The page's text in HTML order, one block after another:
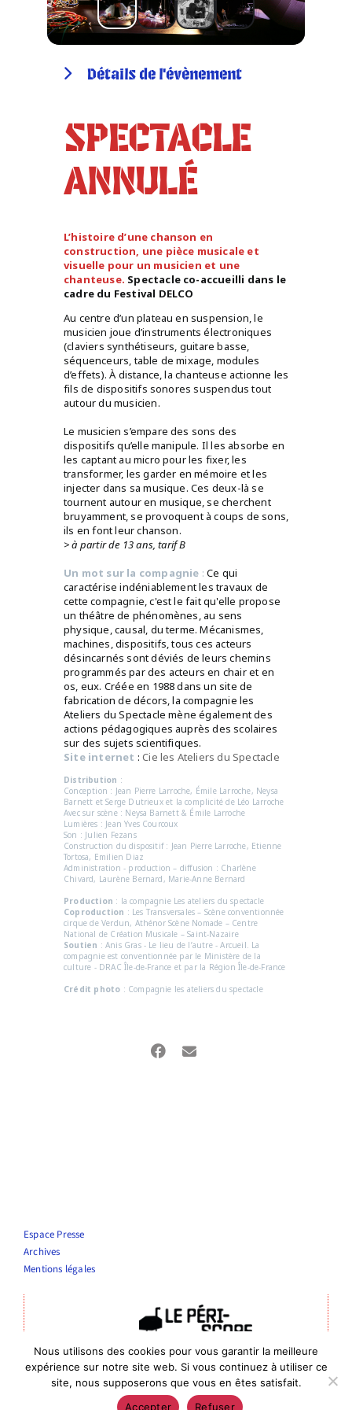
Détails de l'évènement
SPECTACLE
ANNULÉ
L’histoire d’une chanson en
construction, une pièce musicale et
visuelle pour un musicien et une
chanteuse. Spectacle co-accueilli dans le
cadre du Festival DELCO
Au centre d’un plateau en suspension, le
musicien joue d’instruments électroniques
(claviers synthétiseurs, guitare basse,
séquenceurs, table de mixage, modules
d’effets). À distance, la chanteuse actionne les
fils de dispositifs sonores suspendus tout
autour du musicien.
Le musicien s’empare des sons des
dispositifs qu’elle manipule. Il les absorbe en
les captant au micro pour les fixer, les
transformer, les garder en mémoire et les
injecter dans sa musique. Ces deux-là se
tournent autour en musique, se cherchent
bruyamment, se provoquent à coups de sons,
ils en font leur chanson.
> à partir de 13 ans, tarif B
Un mot sur la compagnie :Ce qui
caractérise indéniablement les travaux de
cette compagnie, c'est le fait qu'elle propose
un théâtre de phénomènes, au sens
physique, causal, du terme. Mécanismes,
machines, dispositifs, tous ces acteurs
désincarnés sont déviés de leurs chemins
programmés par des acteurs en chair et en
os, eux. Créée en 1988 dans un site de
fabrication de décors, la compagnie les
Ateliers du Spectacle mène également des
actions pédagogiques auprès des scolaires
sur des sujets scientifiques.
Site internet :Cie les Ateliers du Spectacle
Distribution :
Conception : Jean Pierre Larroche, Émile Larroche, Neysa
Barnett et Serge Dutrieux et la complicité de Léo Larroche
Avec sur scène : Neysa Barnett & Émile Larroche
Lumières : Jean Yves Courcoux
Son : Julien Fezans
Construction du dispositif : Jean Pierre Larroche, Etienne
Tortosa, Emilien Diaz
Administration - production – diffusion : Charlène
Chivard, Laurène Bernard, Marie-Anne Bernard
Production : la compagnie Les ateliers du spectacle
Coproduction : Les Transversales – Scène conventionnée
cirque de Verdun, Athénor Scène Nomade – Centre
National de Création Musicale – Saint-Nazaire
Soutien : Anis Gras - Le lieu de l’autre - Arcueil. La
compagnie est conventionnée par le Ministère de la
culture - DRAC Île-de-France et par la Région Île-de-France
Crédit photo : Compagnie les ateliers du spectacle
Espace Presse
Archives
Mentions légales
Théâtre Le Périscope
Entrée publics : 4 rue de la vierge, Nîmes
Entrée administrative : 6 rue de Bourgogne, 30000 Nîmes
Nous utilisons des cookies pour vous garantir la meilleure
expérience sur notre site web. Si vous continuez à utiliser ce
site, nous supposerons que vous en êtes satisfait.
Accepter
Refuser